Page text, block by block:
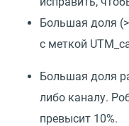
Большая доля (
с меткой
Большая доля
либо каналу.
превысит 10%.